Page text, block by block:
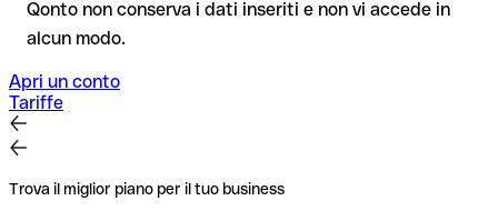
per importi elevati o nuovi rapporti commerciali.
Qonto non conserva i dati inseriti e non vi accede in
alcun modo.
Apri un conto
Tariffe
Trova il miglior piano per il tuo business